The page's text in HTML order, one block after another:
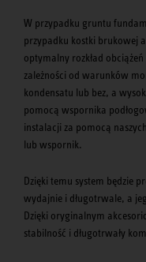
W przypadku gruntu
przypadku kostki brukowej
optymalny rozkład
zależności od warunków
kondensatu lub bez, a
pomocą wspornika
instalacji za pomocą
lub wspornik.
Dzięki temu system będzie
wydajnie i długotrwale, a
Dzięki oryginalnym
stabilność i długotrwały